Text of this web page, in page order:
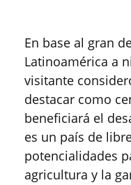
En base al gran
Latinoamérica a
visitante
destacar como
beneficiará el
es un país de
potencialidades
agricultura y la